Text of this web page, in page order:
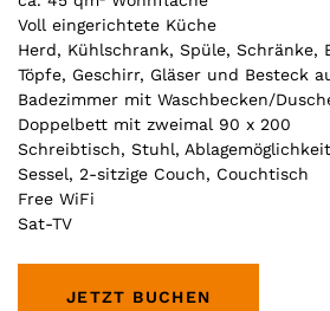
Voll eingerichtete Küche
Herd, Kühlschrank, Spüle, Schränke,
Töpfe, Geschirr, Gläser und Besteck
Badezimmer mit Waschbecken/
Doppelbett mit zweimal 90 x 200
Schreibtisch, Stuhl,
Sessel, 2-sitzige Couch, Couchtisch
Free WiFi
Sat-TV
JETZT BUCHEN